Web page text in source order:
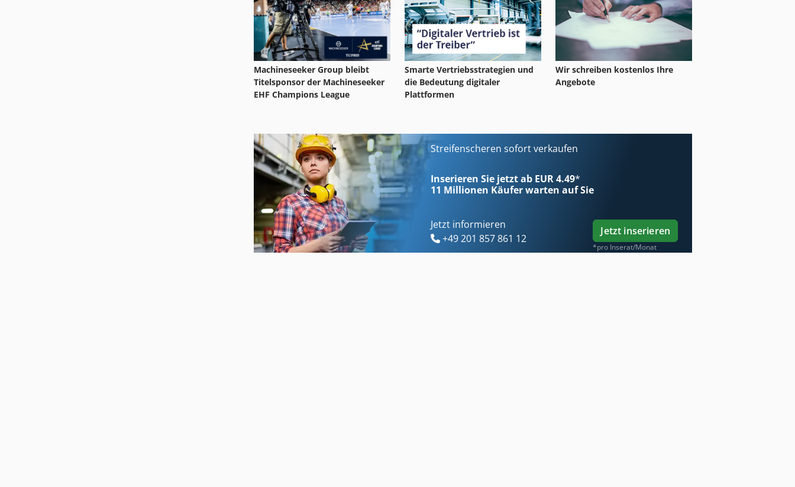
Machineseeker Group bleibt
Titelsponsor der Machineseeker
EHF Champions League
Smarte Vertriebsstrategien und
die Bedeutung digitaler
Plattformen
Wir schreiben kostenlos Ihre
Angebote
Streifenscheren sofort verkaufen
Inserieren Sie jetzt ab EUR 4.49*
11 Millionen Käufer warten auf Sie
Jetzt informieren
+49 201 857 861 12
Jetzt inserieren
*pro Inserat/Monat